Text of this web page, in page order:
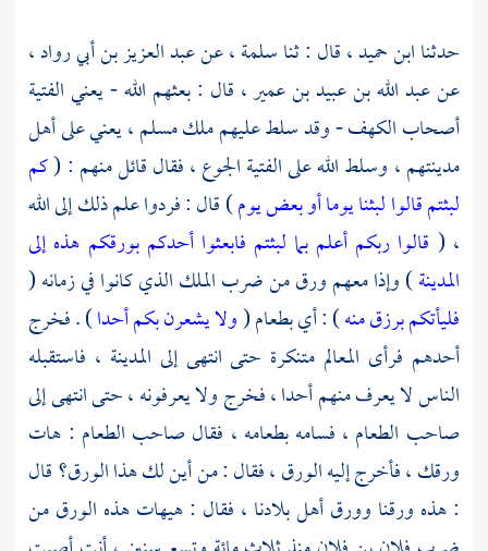
حدثناابن حميد ،قال : ثناسلمة ،عنعبد العزيز بن أبي رواد ،
عنعبد الله بن عبيد بن عمير ، قال : بعثهم الله - يعني الفتية
أصحاب الكهف- وقد سلط عليهم ملك مسلم ، يعني على أهل
مدينتهم ، وسلط الله على الفتية الجوع ، فقال قائل منهم : (كم
لبثتم قالوا لبثنا يوما أو بعض يوم) قال : فردوا علم ذلك إلى الله
، ( قالوا ربكم أعلم بما لبثتم فابعثوا أحدكم بورقكم هذه إلى
المدينة) وإذا معهم ورق من ضرب الملك الذي كانوا في زمانه (
فليأتكم برزق منه) : أي بطعام (ولا يشعرن بكم أحدا) . فخرج
أحدهم فرأى المعالم متنكرة حتى انتهى إلى المدينة ، فاستقبله
الناس لا يعرف منهم أحدا ، فخرج ولا يعرفونه ، حتى انتهى إلى
صاحب الطعام ، فسامه بطعامه ، فقال صاحب الطعام : هات
ورقك ، فأخرج إليه الورق ، فقال : من أين لك هذا الورق؟ قال
: هذه ورقنا وورق أهل بلادنا ، فقال : هيهات هذه الورق من